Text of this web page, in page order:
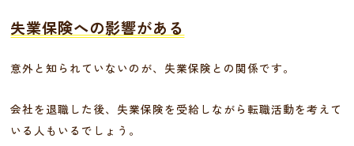
失業保険への影響がある
意外と知られていないのが、失業保険との関係です。
会社を退職した後、失業保険を受給しながら転職活動を考えて
いる人もいるでしょう。